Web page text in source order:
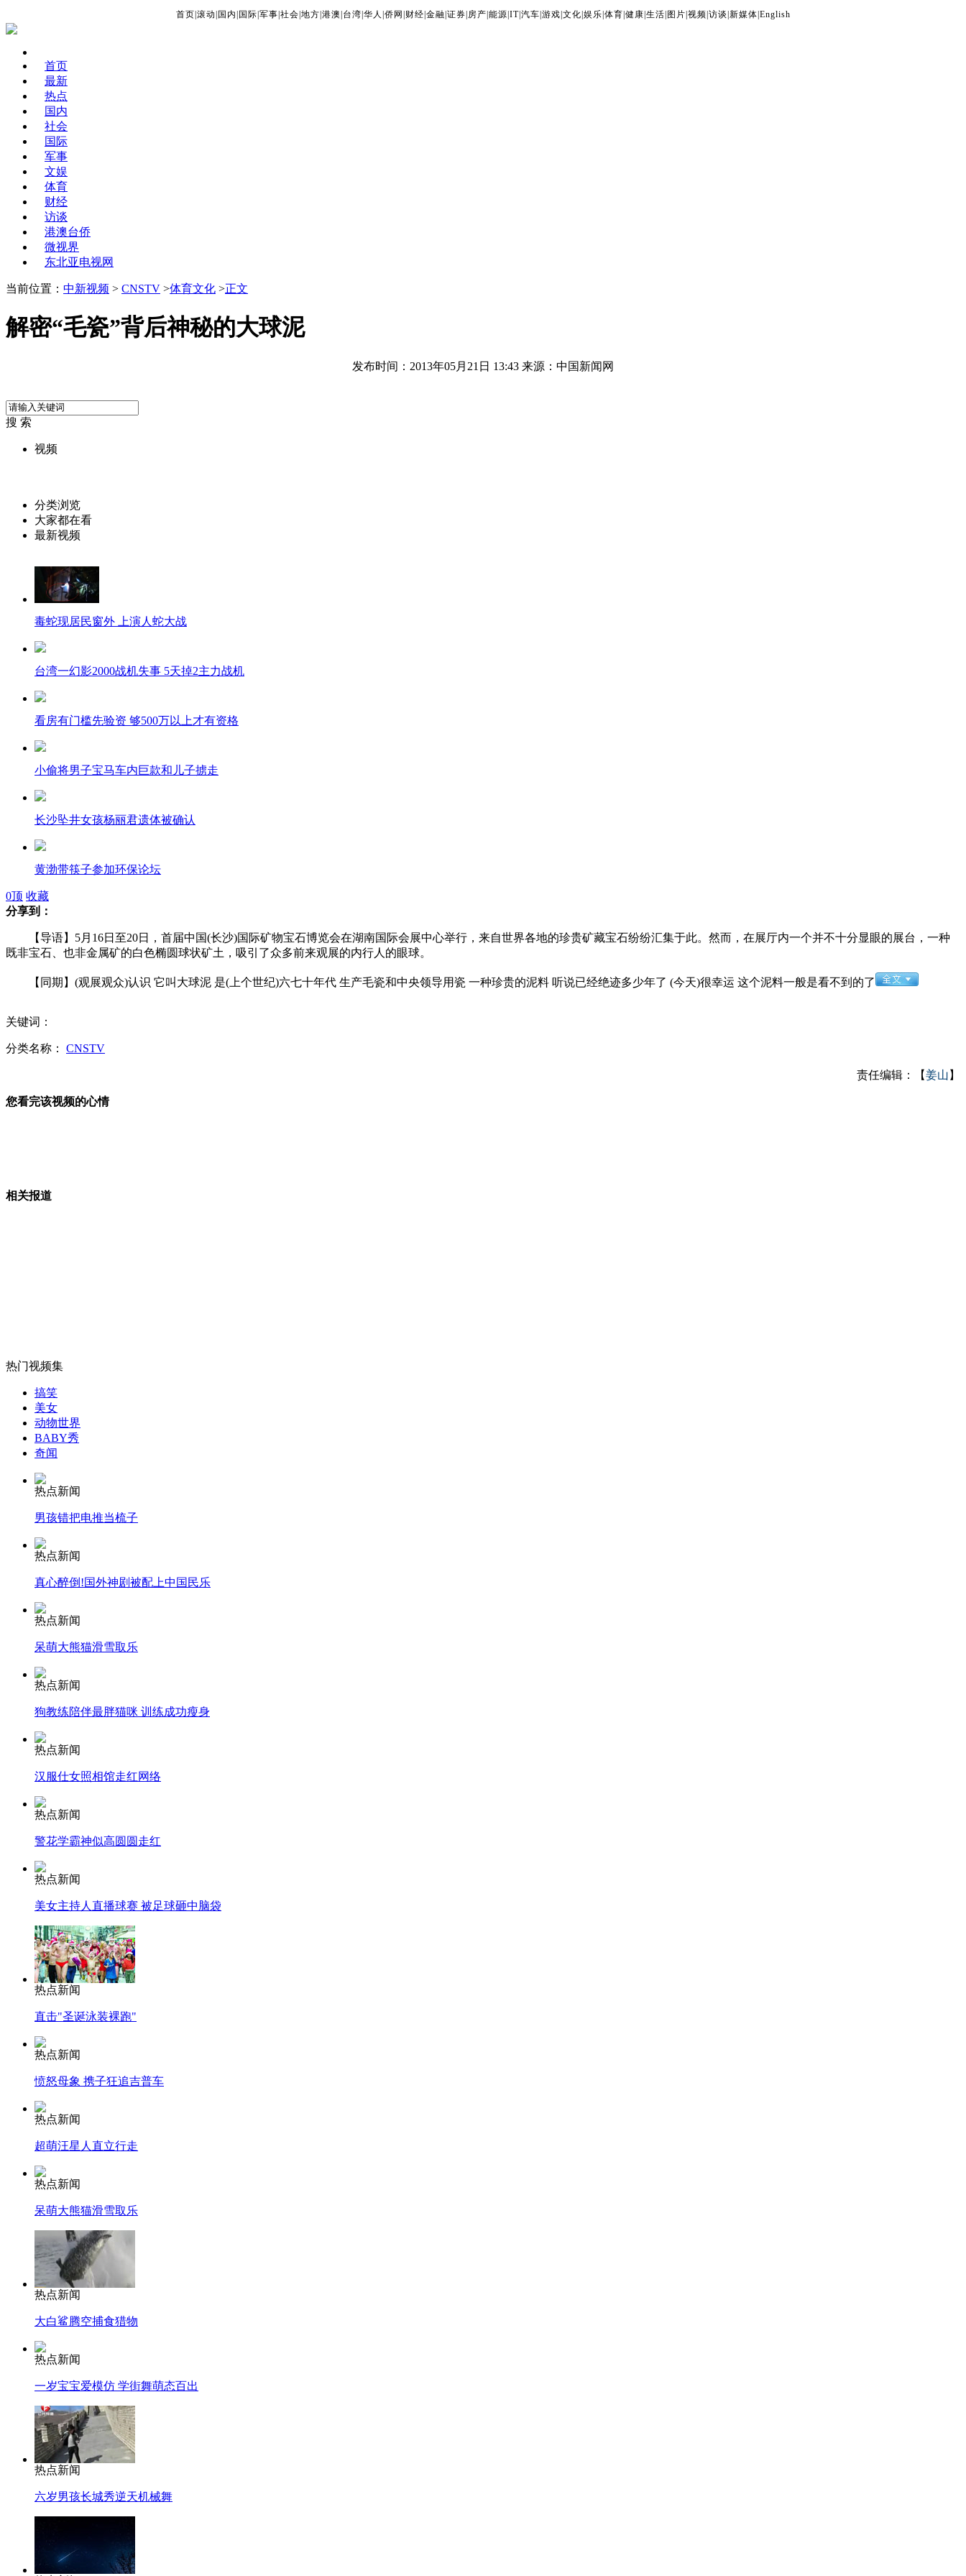
首页 滚动 国内 国际 军事 社会 地方 港澳 台湾 华人 侨网 财经 金融 证券 房产 能源 IT| 汽车 游戏 文化 娱乐 体育 健康 生活 图片 视频 访谈 新媒体 English
首页
最新
热点
国内
社会
国际
军事
文娱
体育
财经
访谈
港澳台侨
微视界
东北亚电视网
当前位置： 中新视频 > CNSTV >体育文化 >正文
解密“毛瓷”背后神秘的大球泥
发布时间：2013年05月21日 13:43 来源：中国新闻网
搜 索
视频
分类浏览
大家都在看
最新视频
毒蛇现居民窗外 上演人蛇大战
台湾一幻影2000战机失事 5天掉2主力战机
看房有门槛先验资 够500万以上才有资格
小偷将男子宝马车内巨款和儿子掳走
长沙坠井女孩杨丽君遗体被确认
黄渤带筷子参加环保论坛
模特大赛冠军因“不听话”被拿下
韩媒：朝鲜在向中国“闹脾气”
女孩北京地铁殴打老人 痛下狠手拳打脚踢
安徽一实载49人客车翻车
走！跟着总书记去植树
消防员救轻生者
纽约上演“枕头大战”
司机酒驾遇交警 急速倒车逃窜
0顶 收藏
分享到：
【导语】5月16日至20日，首届中国(长沙)国际矿物宝石博览会在湖南国际会展中心举行，来自世界各地的珍贵矿藏宝石纷纷汇集于此。然而，在展厅内一个并不十分显眼的展台，一种
既非宝石、也非金属矿的白色椭圆球状矿土，吸引了众多前来观展的内行人的眼球。
【同期】(观展观众)认识 它叫大球泥 是(上个世纪)六七十年代 生产毛瓷和中央领导用瓷 一种珍贵的泥料 听说已经绝迹多少年了 (今天)很幸运 这个泥料一般是看不到的了
关键词：
分类名称： CNSTV
责任编辑：【姜山 】
您看完该视频的心情
相关报道
热门视频集
搞笑
美女
动物世界
BABY秀
奇闻
热点新闻
男孩错把电推当梳子
热点新闻
真心醉倒!国外神剧被配上中国民乐
热点新闻
呆萌大熊猫滑雪取乐
热点新闻
狗教练陪伴最胖猫咪 训练成功瘦身
热点新闻
汉服仕女照相馆走红网络
热点新闻
警花学霸神似高圆圆走红
热点新闻
美女主持人直播球赛 被足球砸中脑袋
热点新闻
直击"圣诞泳装裸跑"
热点新闻
愤怒母象 携子狂追吉普车
热点新闻
超萌汪星人直立行走
热点新闻
呆萌大熊猫滑雪取乐
热点新闻
大白鲨腾空捕食猎物
热点新闻
一岁宝宝爱模仿 学街舞萌态百出
热点新闻
六岁男孩长城秀逆天机械舞